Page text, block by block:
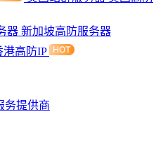
器 新加坡高防服务器
港高防IP
务提供商